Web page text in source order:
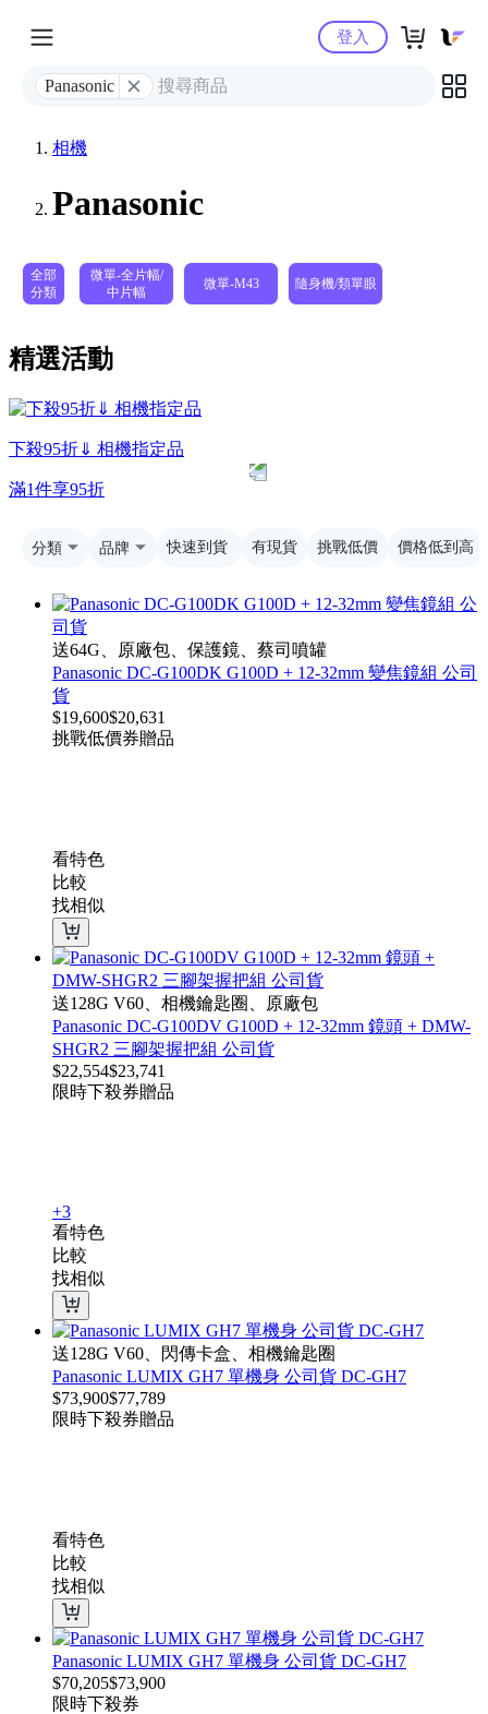
Yahoo購物中心
Panasonic
登入
相機
Panasonic
全部
分類
微單-全片幅/
中片幅
微單-M43 隨身機/類單眼
精選活動
下殺95折⇓ 相機指定品
滿1件享95折
分類 品牌 快速到貨 有現貨 挑戰低價 價格低到高
送64G、原廠包、保護鏡、蔡司噴罐
Panasonic DC-G100DK G100D + 12-32mm 變焦鏡組 公司
貨
$19,600$20,631
挑戰低價券贈品
看特色
比較
找相似
送128G V60、相機鑰匙圈、原廠包
Panasonic DC-G100DV G100D + 12-32mm 鏡頭 + DMW-
SHGR2 三腳架握把組 公司貨
$22,554$23,741
限時下殺券贈品
+3
看特色
比較
找相似
送128G V60、閃傳卡盒、相機鑰匙圈
Panasonic LUMIX GH7 單機身 公司貨 DC-GH7
$73,900$77,789
限時下殺券贈品
看特色
比較
找相似
Panasonic LUMIX GH7 單機身 公司貨 DC-GH7
$70,205$73,900
限時下殺券